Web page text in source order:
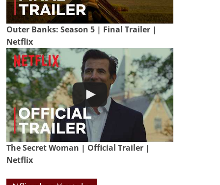
Outer Banks: Season 5 | Final Trailer |
Netflix
The Secret Woman | Official Trailer |
Netflix